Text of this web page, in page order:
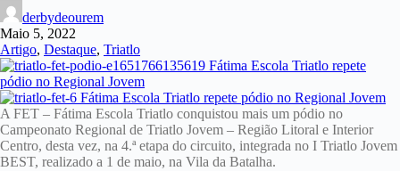
derbydeourem
Maio 5, 2022
Artigo, Destaque, Triatlo
A FET – Fátima Escola Triatlo conquistou mais um pódio no
Campeonato Regional de Triatlo Jovem – Região Litoral e Interior
Centro, desta vez, na 4.ª etapa do circuito, integrada no I Triatlo Jovem
BEST, realizado a 1 de maio, na Vila da Batalha.